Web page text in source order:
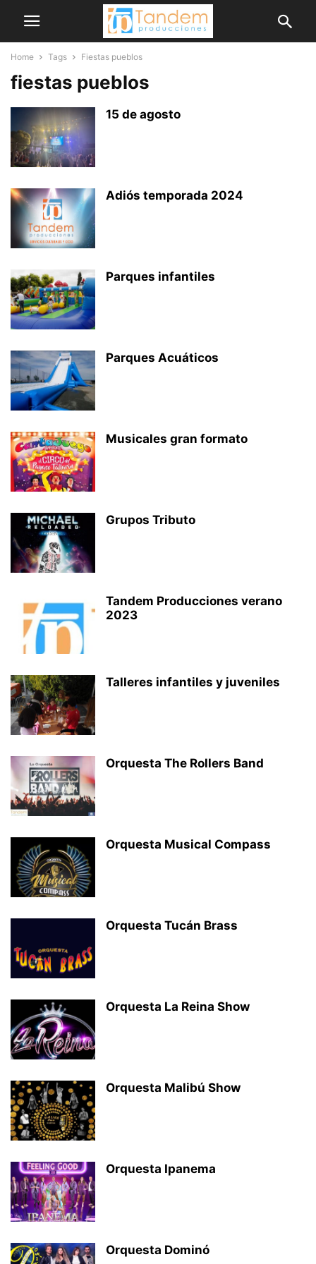
Home Tags Fiestas pueblos
fiestas pueblos
15 de agosto
Adiós temporada 2024
Parques infantiles
Parques Acuáticos
Musicales gran formato
Grupos Tributo
Tandem Producciones verano
2023
Talleres infantiles y juveniles
Orquesta The Rollers Band
Orquesta Musical Compass
Orquesta Tucán Brass
Orquesta La Reina Show
Orquesta Malibú Show
Orquesta Ipanema
Orquesta Dominó